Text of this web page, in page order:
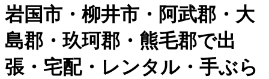
岩国市・柳井市・阿武郡・大
島郡・玖珂郡・熊毛郡で出
張・宅配・レンタル・手ぶら